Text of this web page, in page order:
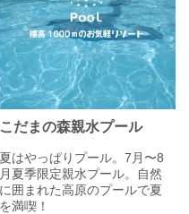
こだまの森親水プール
夏はやっぱりプール。7月〜8
月夏季限定親水プール。自然
に囲まれた高原のプールで夏
を満喫！